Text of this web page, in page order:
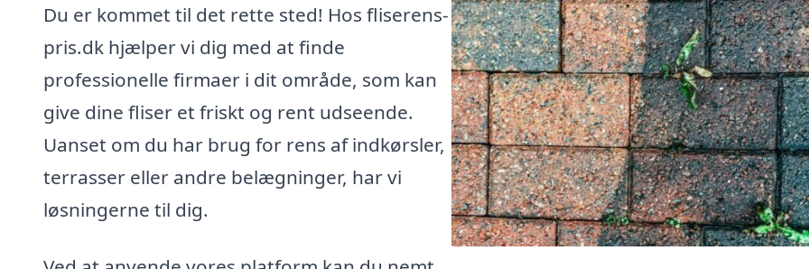
Du er kommet til det rette sted! Hos fliserens-
pris.dk hjælper vi dig med at finde
professionelle firmaer i dit område, som kan
give dine fliser et friskt og rent udseende.
Uanset om du har brug for rens af indkørsler,
terrasser eller andre belægninger, har vi
løsningerne til dig.